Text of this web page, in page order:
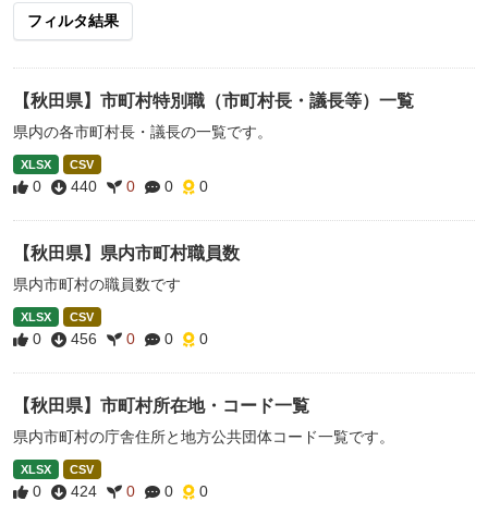
フィルタ結果
【秋田県】市町村特別職（市町村長・議長等）一覧
県内の各市町村長・議長の一覧です。
XLSX CSV
0 440 0 0 0
【秋田県】県内市町村職員数
県内市町村の職員数です
XLSX CSV
0 456 0 0 0
【秋田県】市町村所在地・コード一覧
県内市町村の庁舎住所と地方公共団体コード一覧です。
XLSX CSV
0 424 0 0 0